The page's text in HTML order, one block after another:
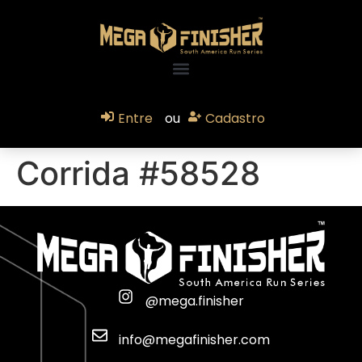
Entre ou Cadastro
Corrida #58528
@mega.finisher
info@megafinisher.com